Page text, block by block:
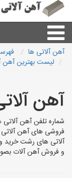
آهن آلاتی ها
لیست بهترین
آهن
شماره تلفن آهن
فروشی های آهن
آلاتی های رشت خرید
و فروش آهن آلات